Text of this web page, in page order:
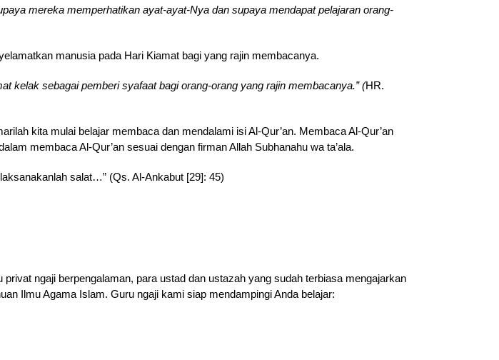
mereka memperhatikan ayat-ayat-Nya dan supaya mendapat pelajaran orang-
manusia pada Hari Kiamat bagi yang rajin membacanya.
kelak sebagai pemberi syafaat bagi orang-orang yang rajin membacanya.” (HR.
kita mulai belajar membaca dan mendalami isi Al-Qur’an. Membaca Al-Qur’an
membaca Al-Qur’an sesuai dengan firman Allah Subhanahu wa ta’ala.
salat…” (Qs. Al-Ankabut [29]: 45)
ngaji berpengalaman, para ustad dan ustazah yang sudah terbiasa mengajarkan
Ilmu Agama Islam. Guru ngaji kami siap mendampingi Anda belajar: